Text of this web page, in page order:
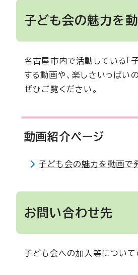
子ども会の魅力を
名古屋市内で活動している「
する動画や、楽しさいっぱい
ぜひご覧ください。
動画紹介ページ
子ども会の魅力を動画で
お問い合わせ先
子ども会への加入等について